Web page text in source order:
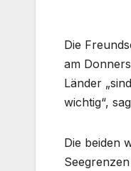
Die
am
Länder
wichtig“,
Die beiden